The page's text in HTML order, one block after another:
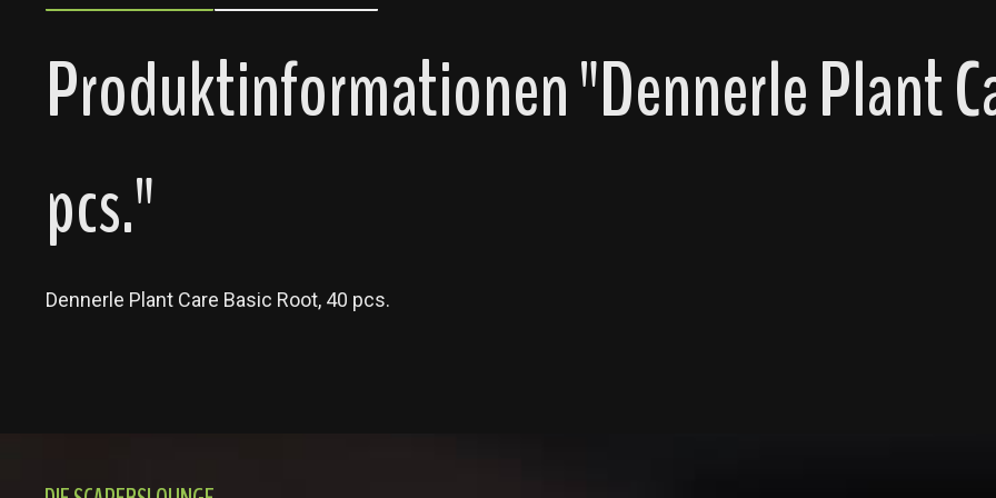
Produktinformationen "Dennerle Plant
pcs."
Dennerle Plant Care Basic Root, 40 pcs.